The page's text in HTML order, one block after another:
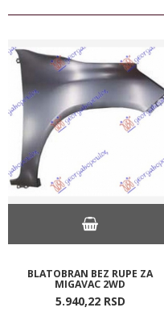
BLATOBRAN BEZ RUPE ZA
MIGAVAC 2WD
5.940,22 RSD